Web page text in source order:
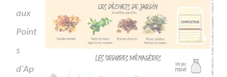
aux
Point
s
d'Ap